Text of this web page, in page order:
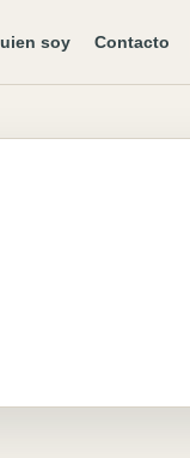
soy Contacto